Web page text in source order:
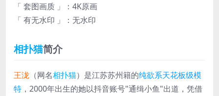
「 套图画质 」：4K原画
「 有无水印 」：无水印
相扑猫简介
王泷 （网名相扑猫）是江苏苏州籍的纯欲系天花板级模
特 ，2000年出生的她以抖音账号"通缉小鱼"出道，凭借